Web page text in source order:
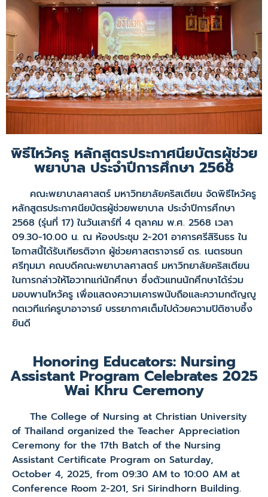
พิธีไหว้ครู หลักสูตรประกาศนียบัตรผู้ช่วย
พยาบาล ประจำปีการศึกษา 2568
คณะพยาบาลศาสตร์ มหาวิทยาลัยคริสเตียน จัดพิธีไหว้ครู
หลักสูตรประกาศนียบัตรผู้ช่วยพยาบาล ประจำปีการศึกษา
2568 (รุ่นที่ 17) ในวันเสาร์ที่ 4 ตุลาคม พ.ศ. 2568 เวลา
09.30-10.00 น. ณ ห้องประชุม 2-201 อาคารศรีสิรินธร ใน
โอกาสนี้ได้รับเกียรติจาก ผู้ช่วยศาสตราจารย์ ดร. เนตรชนก
ศรีทุมมา คณบดีคณะพยาบาลศาสตร์ มหาวิทยาลัยคริสเตียน
ในการกล่าวให้โอวาทแก่นักศึกษา ซึ่งตัวแทนนักศึกษาได้ร่วม
มอบพานไหว้ครู เพื่อแสดงความเคารพนับถือและความกตัญญู
กตเวทีแก่ครูบาอาจารย์ บรรยากาศเต็มไปด้วยความปิติซาบซึ้ง
ยินดี
Honoring Educators: Nursing
Assistant Program Celebrates 2025
Wai Khru Ceremony
The College of Nursing at Christian University
of Thailand organized the Teacher Appreciation
Ceremony for the 17th Batch of the Nursing
Assistant Certificate Program on Saturday,
October 4, 2025, from 09:30 AM to 10:00 AM at
Conference Room 2-201, Sri Sirindhorn Building.